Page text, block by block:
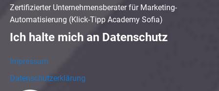
Zertifizierter Unternehmensberater für Marketing-
Automatisierung (Klick-Tipp Academy Sofia)
Ich halte mich an Datenschutz
Impressum
Datenschutzerklärung